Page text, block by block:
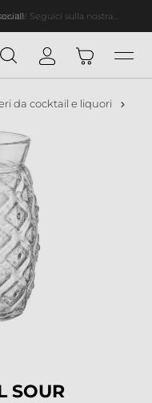
Seguici sulla nostra
da cocktail e liquori
SOUR